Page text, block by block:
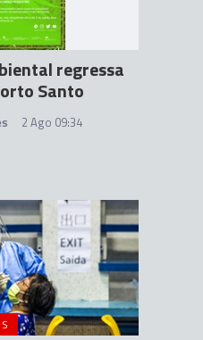
regressa
Santo
2 Ago 09:34